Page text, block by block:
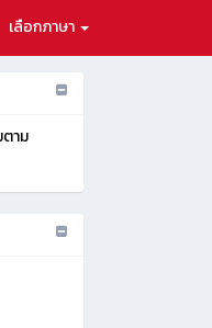
เลือกภาษา
าม